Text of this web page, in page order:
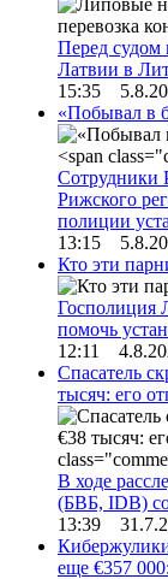
Перед судом
Латвии в
15:35
«Побывал в
Сотрудники
Рижского
полиции
13:15
Кто эти
Госполиция
помочь
12:11
Спасатель
тысяч: его
В ходе
(БВБ, IDB)
13:39
еще €357